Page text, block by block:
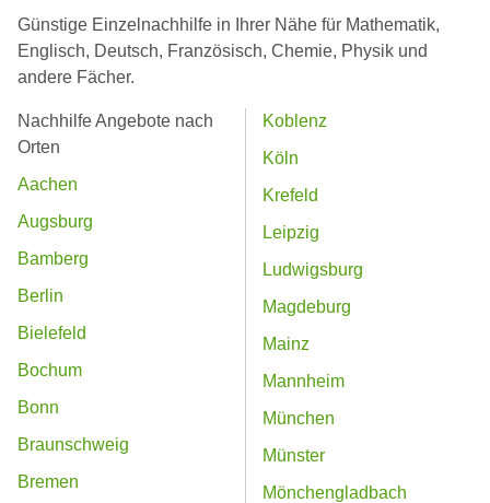
Günstige Einzelnachhilfe in Ihrer Nähe für Mathematik,
Englisch, Deutsch, Französisch, Chemie, Physik und
andere Fächer.
Nachhilfe Angebote nach
Orten
Aachen
Augsburg
Bamberg
Berlin
Bielefeld
Bochum
Bonn
Braunschweig
Bremen
Koblenz
Köln
Krefeld
Leipzig
Ludwigsburg
Magdeburg
Mainz
Mannheim
München
Münster
Mönchengladbach